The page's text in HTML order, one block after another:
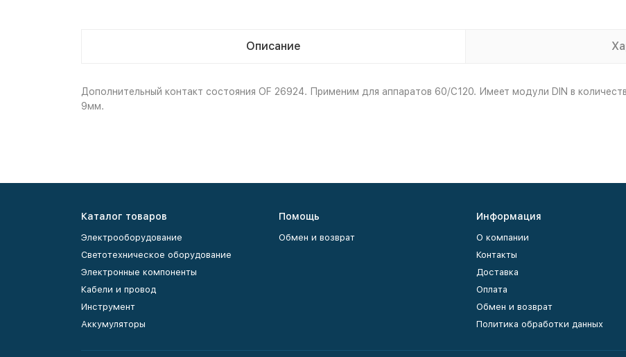
Описание
Дополнительный контакт состояния OF 26924. Применим для аппаратов 60/C120. Имеет модули DIN в
9мм.
Каталог товаров
Электрооборудование
Светотехническое оборудование
Электронные компоненты
Кабели и провод
Инструмент
Аккумуляторы
Помощь
Обмен и возврат
Информация
О компании
Контакты
Доставка
Оплата
Обмен и возврат
Политика обработки данных